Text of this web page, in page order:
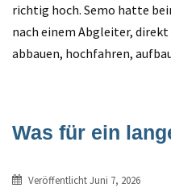
richtig hoch. Semo hatte
nach einem Abgleiter, direkt
abbauen, hochfahren,
Was für ein
VeröffentlichtJuni 7, 2026